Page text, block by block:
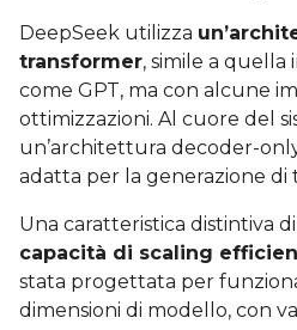
DeepSeek utilizza
transformer, simile a quella
come GPT, ma con alcune
ottimizzazioni. Al cuore del
un’architettura decoder-
adatta per la generazione di
Una caratteristica distintiva
capacità di scaling
stata progettata per
dimensioni di modello, con